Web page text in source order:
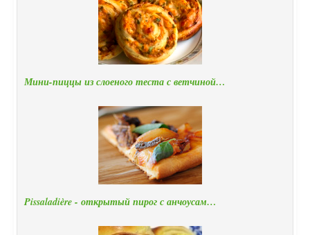
Мини-пиццы из слоеного теста с ветчиной…
Pissaladière - открытый пирог с анчоусам…